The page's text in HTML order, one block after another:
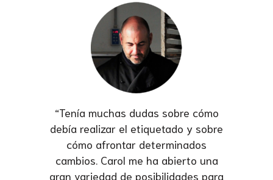
“Tenía muchas dudas sobre cómo
debía realizar el etiquetado y sobre
cómo afrontar determinados
cambios. Carol me ha abierto una
gran variedad de posibilidades para